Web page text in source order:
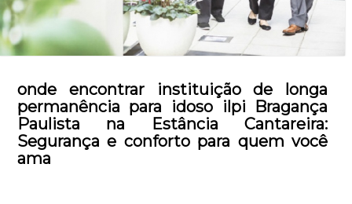
onde encontrar instituição de longa
permanência para idoso ilpi Bragança
Paulista na Estância Cantareira:
Segurança e conforto para quem você
ama